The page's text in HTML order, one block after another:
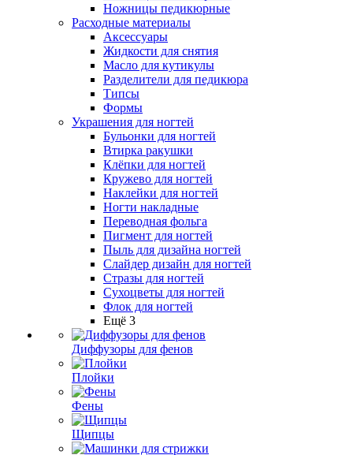
Ножницы педикюрные
Расходные материалы
Аксессуары
Жидкости для снятия
Масло для кутикулы
Разделители для педикюра
Типсы
Формы
Украшения для ногтей
Бульонки для ногтей
Втирка ракушки
Клёпки для ногтей
Кружево для ногтей
Наклейки для ногтей
Ногти накладные
Переводная фольга
Пигмент для ногтей
Пыль для дизайна ногтей
Слайдер дизайн для ногтей
Стразы для ногтей
Сухоцветы для ногтей
Флок для ногтей
Ещё 3
Диффузоры для фенов
Плойки
Фены
Щипцы